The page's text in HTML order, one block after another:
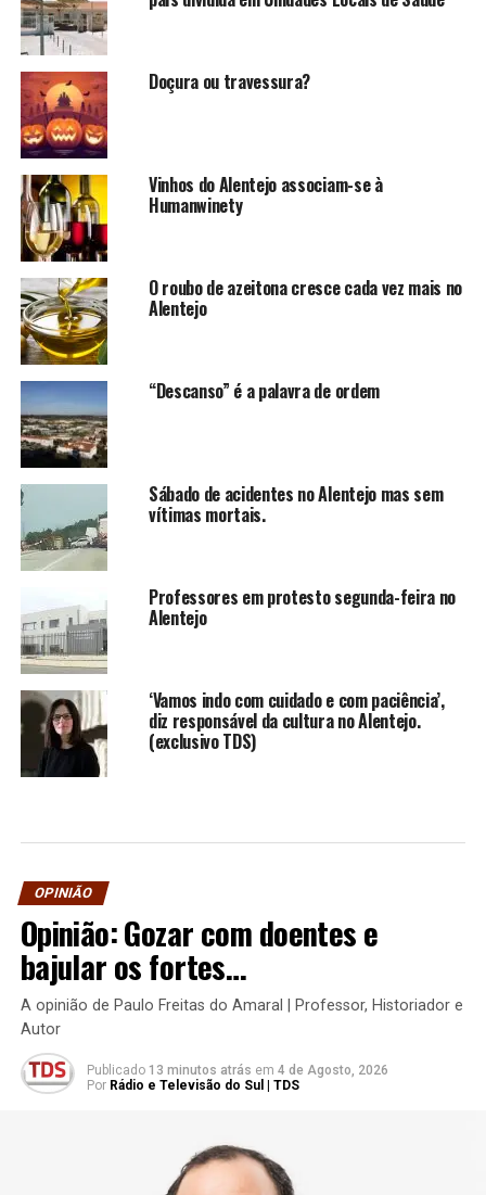
Doçura ou travessura?
Vinhos do Alentejo associam-se à
Humanwinety
O roubo de azeitona cresce cada vez mais no
Alentejo
“Descanso” é a palavra de ordem
Sábado de acidentes no Alentejo mas sem
vítimas mortais.
Professores em protesto segunda-feira no
Alentejo
‘Vamos indo com cuidado e com paciência’,
diz responsável da cultura no Alentejo.
(exclusivo TDS)
OPINIÃO
Opinião: Gozar com doentes e
bajular os fortes…
A opinião de Paulo Freitas do Amaral | Professor, Historiador e
Autor
Publicado 13 minutos atrás em 4 de Agosto, 2026
Por Rádio e Televisão do Sul | TDS